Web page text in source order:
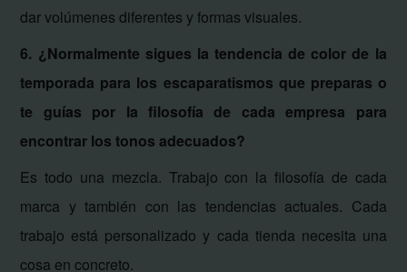
dar volúmenes diferentes y formas visuales.
6. ¿Normalmente sigues la tendencia de color de la
temporada para los escaparatismos que preparas o
te guías por la filosofía de cada empresa para
encontrar los tonos adecuados?
Es todo una mezcla. Trabajo con la filosofía de cada
marca y también con las tendencias actuales. Cada
trabajo está personalizado y cada tienda necesita una
cosa en concreto.